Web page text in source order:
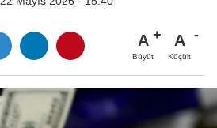
A
Büyüt
A
Küçült